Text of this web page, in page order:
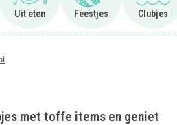
Uit eten Feestjes Clubjes
met toffe items en geniet